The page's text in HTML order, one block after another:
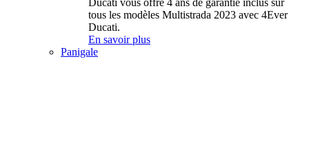
Ducati vous offre 4 ans de garantie inclus sur
tous les modèles Multistrada 2023 avec 4Ever
Ducati.
En savoir plus
Panigale